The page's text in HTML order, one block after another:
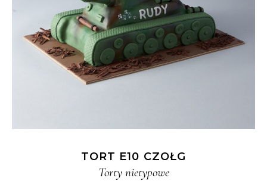
TORT E10 CZOŁG
Torty nietypowe